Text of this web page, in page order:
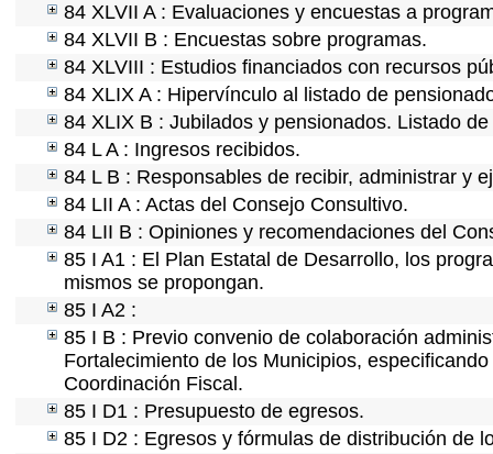
84 XLVII A : Evaluaciones y encuestas a
84 XLVII B : Encuestas sobre programas.
84 XLVIII : Estudios financiados con recursos
84 XLIX A : Hipervínculo al listado de
84 XLIX B : Jubilados y pensionados. Listado
84 L A : Ingresos recibidos.
84 L B : Responsables de recibir, administrar y
84 LII A : Actas del Consejo Consultivo.
84 LII B : Opiniones y recomendaciones del
85 I A1 : El Plan Estatal de Desarrollo, los
mismos se propongan.
85 I A2 :
85 I B : Previo convenio de colaboración
Fortalecimiento de los Municipios,
Coordinación Fiscal.
85 I D1 : Presupuesto de egresos.
85 I D2 : Egresos y fórmulas de distribución de